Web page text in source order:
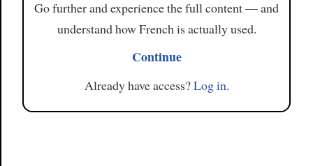
Go further and experience the full content — and
understand how French is actually used.
Continue
Already have access?Log in.